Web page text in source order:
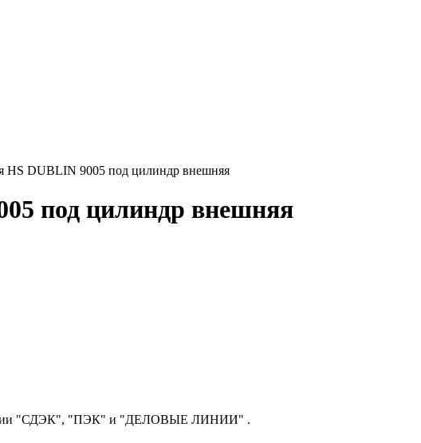
HS DUBLIN 9005 под цилиндр внешняя
под цилиндр внешняя
"СДЭК", "ПЭК" и "ДЕЛОВЫЕ ЛИНИИ" .